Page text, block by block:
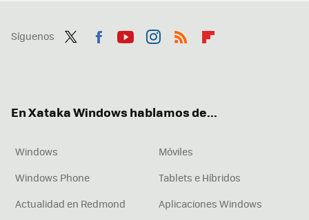
Síguenos
En Xataka Windows hablamos de...
Windows
Móviles
Windows Phone
Tablets e Híbridos
Actualidad en Redmond
Aplicaciones Windows